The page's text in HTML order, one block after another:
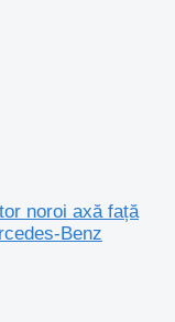
noroi axă față
Benz